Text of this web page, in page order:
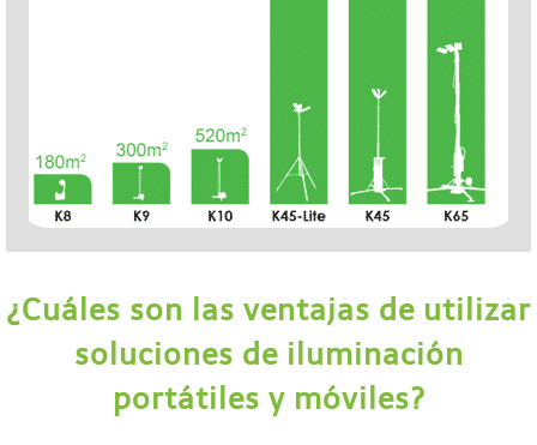
¿Cuáles son las ventajas de utilizar
soluciones de iluminación
portátiles y móviles?